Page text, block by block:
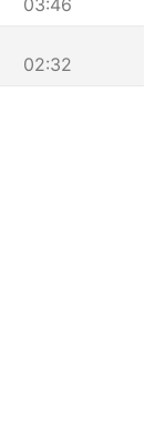
03:46
02:32